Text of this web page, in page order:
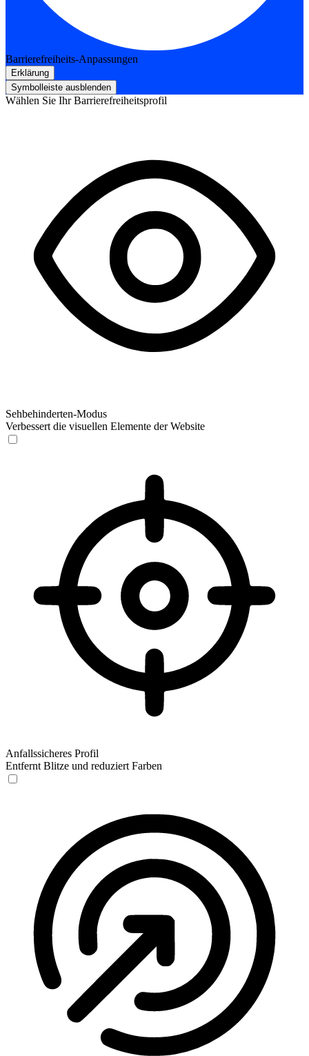
Barrierefreiheits-Anpassungen
Erklärung
Symbolleiste ausblenden
Wählen Sie Ihr Barrierefreiheitsprofil
Sehbehinderten-Modus
Verbessert die visuellen Elemente der Website
Anfallssicheres Profil
Entfernt Blitze und reduziert Farben